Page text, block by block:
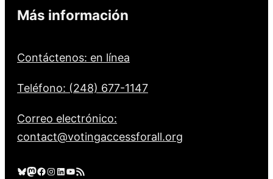
Más información
Contáctenos: en línea
Teléfono: (248) 677-1147
Correo electrónico:
contact@votingaccessforall.org
Cielo azul Mastodonte Facebook Instagram LinkedIn YouTube Feed RSS